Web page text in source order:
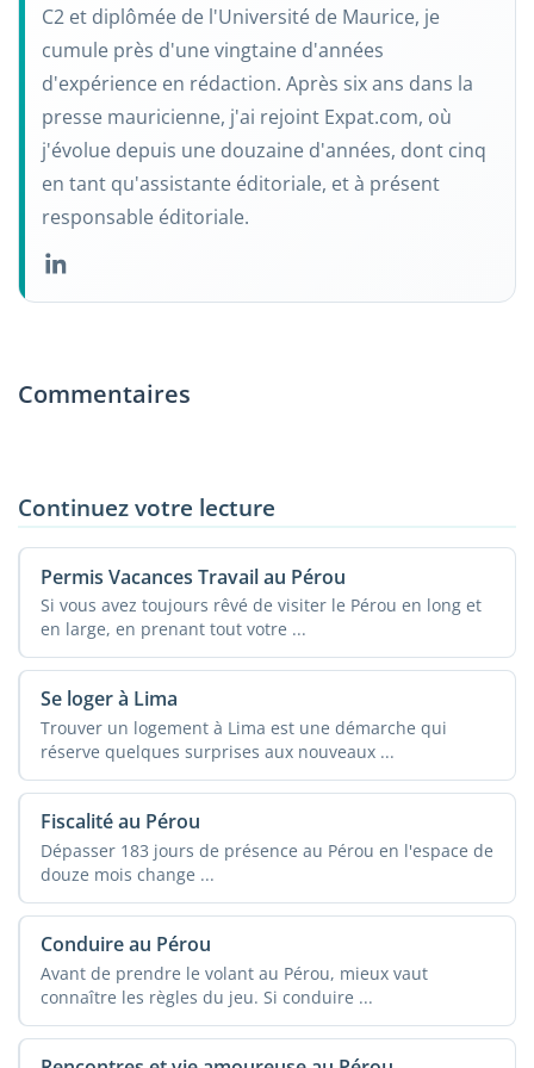
C2 et diplômée de l'Université de Maurice, je
cumule près d'une vingtaine d'années
d'expérience en rédaction. Après six ans dans la
presse mauricienne, j'ai rejoint Expat.com, où
j'évolue depuis une douzaine d'années, dont cinq
en tant qu'assistante éditoriale, et à présent
responsable éditoriale.
Commentaires
Continuez votre lecture
Permis Vacances Travail au Pérou
Si vous avez toujours rêvé de visiter le Pérou en long et
en large, en prenant tout votre ...
Se loger à Lima
Trouver un logement à Lima est une démarche qui
réserve quelques surprises aux nouveaux ...
Fiscalité au Pérou
Dépasser 183 jours de présence au Pérou en l'espace de
douze mois change ...
Conduire au Pérou
Avant de prendre le volant au Pérou, mieux vaut
connaître les règles du jeu. Si conduire ...